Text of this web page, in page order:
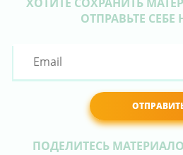
ОТПРАВЬТЕ СЕБЕ
ПОДЕЛИТЕСЬ